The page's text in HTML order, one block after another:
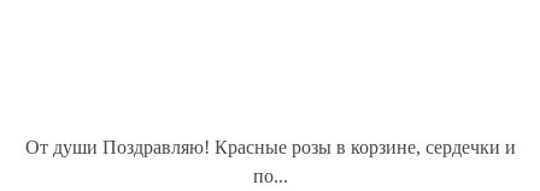
От души Поздравляю! Красные розы в корзине, сердечки и
по...